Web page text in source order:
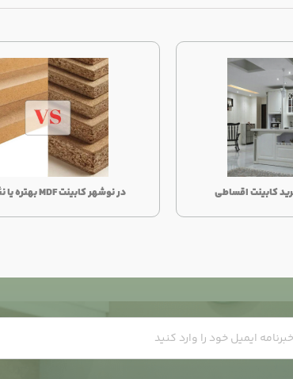
کابینت اقساطی در نوشهر کابینت MDF بهتره یا نئوپان؟